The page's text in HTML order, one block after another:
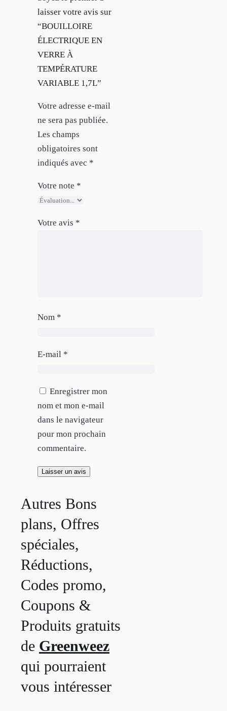
laisser votre avis sur
“BOUILLOIRE
ÉLECTRIQUE EN
VERRE À
TEMPÉRATURE
VARIABLE 1,7L”
Votre adresse e-mail
ne sera pas publiée.
Les champs
obligatoires sont
indiqués avec *
Votre note *
Votre avis *
Nom *
E-mail *
Enregistrer mon
nom et mon e-mail
dans le navigateur
pour mon prochain
commentaire.
Autres Bons
plans, Offres
spéciales,
Réductions,
Codes promo,
Coupons &
Produits gratuits
de Greenweez
qui pourraient
vous intéresser